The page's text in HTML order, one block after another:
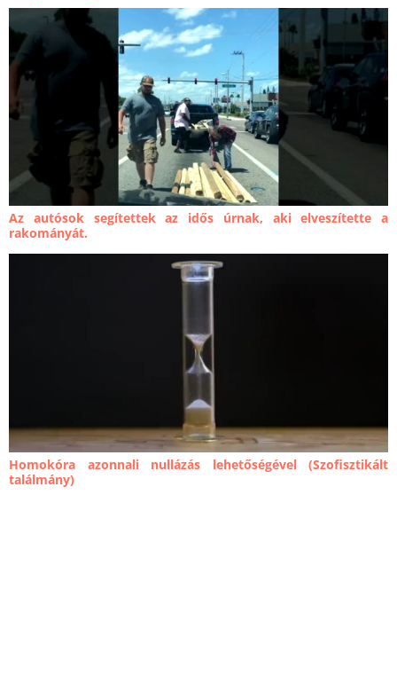
Az autósok segítettek az idős úrnak, aki elveszítette a
rakományát.
Homokóra azonnali nullázás lehetőségével (Szofisztikált
találmány)